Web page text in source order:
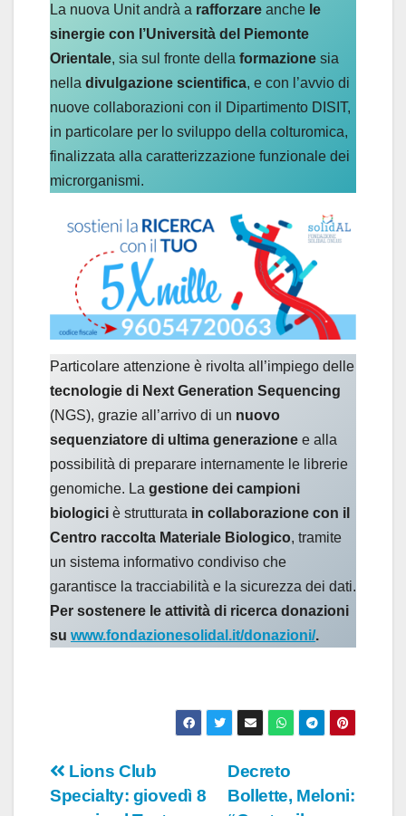
La nuova Unit andrà a rafforzare anche le
sinergie con l’Università del Piemonte
Orientale, sia sul fronte della formazione sia
nella divulgazione scientifica, e con l’avvio di
nuove collaborazioni con il Dipartimento DISIT,
in particolare per lo sviluppo della colturomica,
finalizzata alla caratterizzazione funzionale dei
microrganismi.
Particolare attenzione è rivolta all’impiego delle
tecnologie di Next Generation Sequencing
(NGS), grazie all’arrivo di un nuovo
sequenziatore di ultima generazione e alla
possibilità di preparare internamente le librerie
genomiche. La gestione dei campioni
biologici è strutturata in collaborazione con il
Centro raccolta Materiale Biologico, tramite
un sistema informativo condiviso che
garantisce la tracciabilità e la sicurezza dei dati.
Per sostenere le attività di ricerca donazioni
su www.fondazionesolidal.it/donazioni/.
Navigazione
Decreto
Bollette, Meloni:
Lions Club
Specialty: giovedì 8